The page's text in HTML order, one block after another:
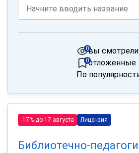
вы смотрели
0
отложенные
0
По
-17% до 17 августа Лицензия
Библиотечно-